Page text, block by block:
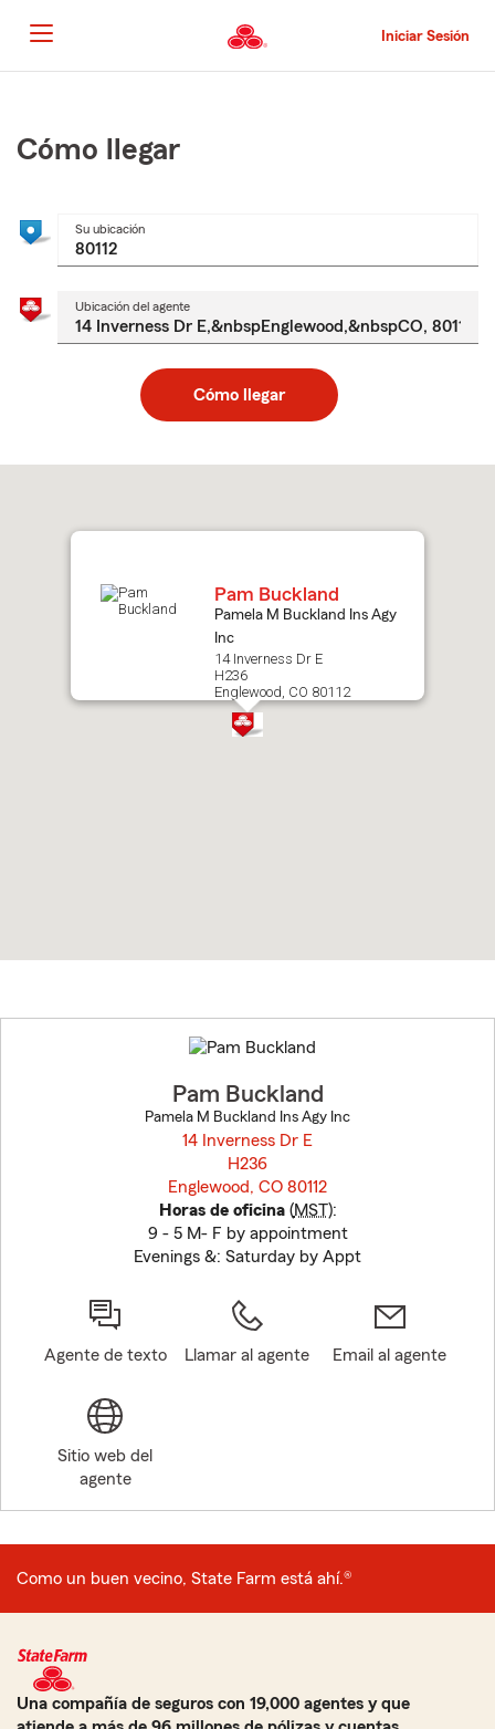
al
contenido
principal
Iniciar Sesión
principal
Cómo llegar
Su ubicación
Ubicación del agente
Cómo llegar
to
Pam Buckland
Pamela M Buckland Ins Agy
Inc
14 Inverness Dr E
H236
Englewood, CO 80112
to
before
Pam Buckland
Pamela M Buckland Ins Agy Inc
14 Inverness Dr E
H236
Englewood, CO 80112
Horas de oficina(MST):
9 - 5 M- F by appointment
Evenings &: Saturday by Appt
Agente de texto Llamar al agente Email al agente
Sitio web del
agente
Como un buen vecino, State Farm está ahí.®
Una compañía de seguros con 19,000 agentes y que